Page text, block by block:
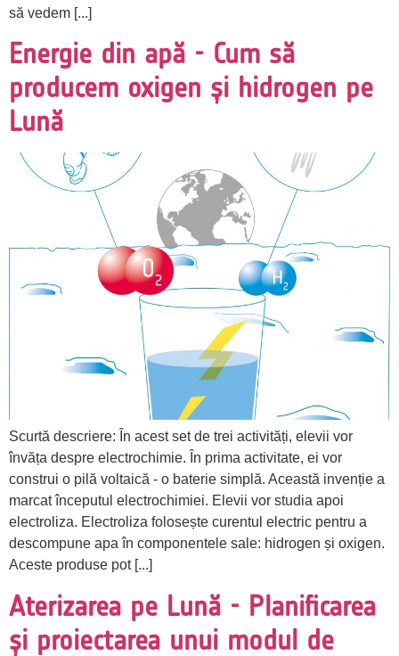
să vedem [...]
Energie din apă - Cum să
producem oxigen și hidrogen pe
Lună
Scurtă descriere: În acest set de trei activități, elevii vor
învăța despre electrochimie. În prima activitate, ei vor
construi o pilă voltaică - o baterie simplă. Această invenție a
marcat începutul electrochimiei. Elevii vor studia apoi
electroliza. Electroliza folosește curentul electric pentru a
descompune apa în componentele sale: hidrogen și oxigen.
Aceste produse pot [...]
Aterizarea pe Lună - Planificarea
și proiectarea unui modul de